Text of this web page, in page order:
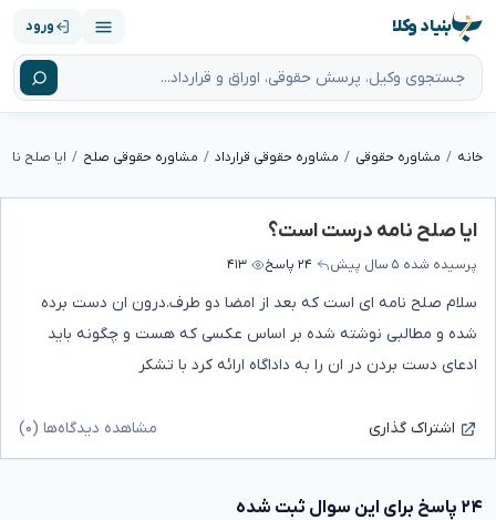
بنیاد وکلا ورود
خانه مشاوره حقوقی مشاوره حقوقی قرارداد مشاوره حقوقی صلح ایا صلح
ایا صلح نامه درست است؟
پرسیده شده ۵ سال پیش ۲۴ پاسخ ۴۱۳
سلام صلح نامه ای است که بعد از امضا دو طرف.درون ان دست برده
شده و مطالبی نوشته شده بر اساس عکسی که هست و چگونه باید
ادعای دست بردن در ان را به داداگاه ارائه کرد با تشکر
اشتراک گذاری مشاهده دیدگاه‌ها (۰)
۲۴ پاسخ برای این سوال ثبت شده